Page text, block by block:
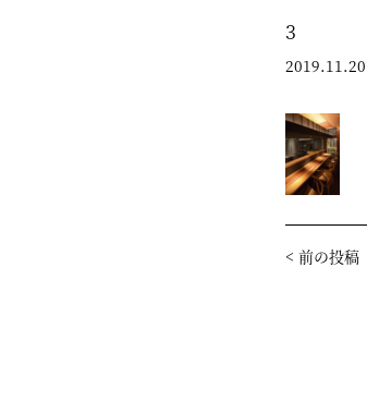
3
2019.11.20
< 前の投稿